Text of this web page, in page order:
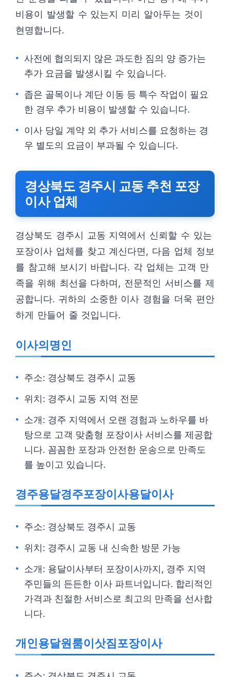
비용이 발생할 수 있는지 미리 알아두는 것이
현명합니다.
사전에 협의되지 않은 과도한 짐의 양 증가는
추가 요금을 발생시킬 수 있습니다.
좁은 골목이나 계단 이동 등 특수 작업이 필요
한 경우 추가 비용이 발생할 수 있습니다.
이사 당일 계약 외 추가 서비스를 요청하는 경
우 별도의 요금이 부과될 수 있습니다.
경상북도 경주시 교동 추천 포장
이사 업체
경상북도 경주시 교동 지역에서 신뢰할 수 있는
포장이사 업체를 찾고 계신다면, 다음 업체 정보
를 참고해 보시기 바랍니다. 각 업체는 고객 만
족을 위해 최선을 다하며, 전문적인 서비스를 제
공합니다. 귀하의 소중한 이사 경험을 더욱 편안
하게 만들어 줄 것입니다.
이사의명인
주소: 경상북도 경주시 교동
위치: 경주시 교동 지역 전문
소개: 경주 지역에서 오랜 경험과 노하우를 바
탕으로 고객 맞춤형 포장이사 서비스를 제공합
니다. 꼼꼼한 포장과 안전한 운송으로 만족도
를 높이고 있습니다.
경주용달경주포장이사용달이사
주소: 경상북도 경주시 교동
위치: 경주시 교동 내 신속한 방문 가능
소개: 용달이사부터 포장이사까지, 경주 지역
주민들의 든든한 이사 파트너입니다. 합리적인
가격과 친절한 서비스로 최고의 만족을 선사합
니다.
개인용달원룸이삿짐포장이사